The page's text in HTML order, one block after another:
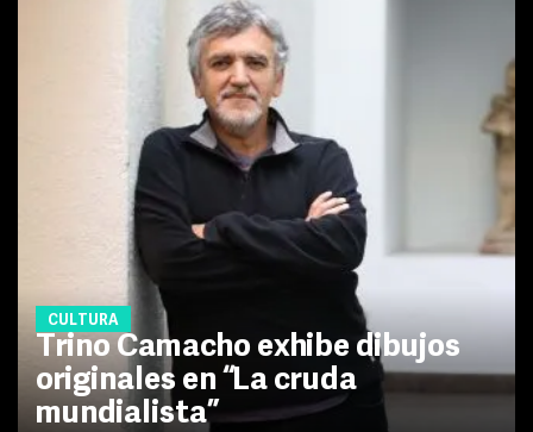
CULTURA
Trino Camacho exhibe dibujos
originales en “La cruda
mundialista”